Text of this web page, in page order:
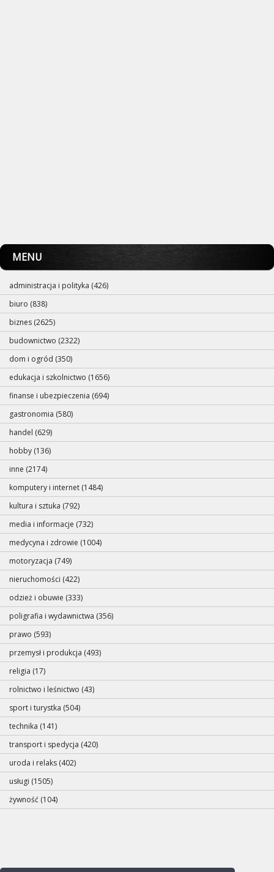
MENU
administracja i polityka (426)
biuro (838)
biznes (2625)
budownictwo (2322)
dom i ogród (350)
edukacja i szkolnictwo (1656)
finanse i ubezpieczenia (694)
gastronomia (580)
handel (629)
hobby (136)
inne (2174)
komputery i internet (1484)
kultura i sztuka (792)
media i informacje (732)
medycyna i zdrowie (1004)
motoryzacja (749)
nieruchomości (422)
odzież i obuwie (333)
poligrafia i wydawnictwa (356)
prawo (593)
przemysł i produkcja (493)
religia (17)
rolnictwo i leśnictwo (43)
sport i turystka (504)
technika (141)
transport i spedycja (420)
uroda i relaks (402)
usługi (1505)
żywność (104)